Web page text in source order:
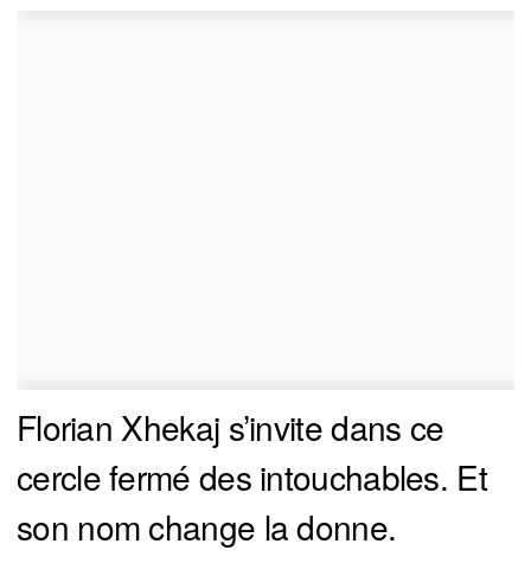
Florian Xhekaj s’invite dans ce
cercle fermé des intouchables. Et
son nom change la donne.